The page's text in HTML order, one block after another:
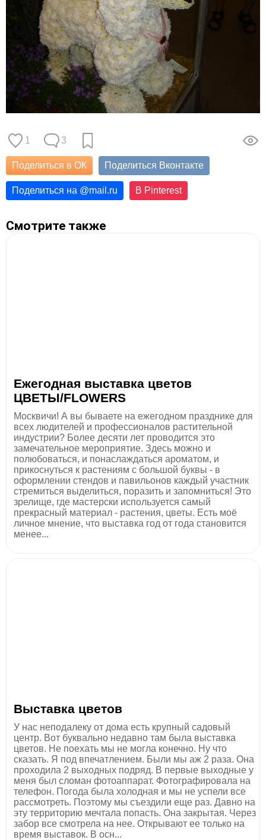
1 3
Поделиться в ОК Поделиться Вконтакте
Поделиться на @mail.ru В Pinterest
Смотрите также
Ежегодная выставка цветов
ЦВЕТЫ/FLOWERS
Москвичи! А вы бываете на ежегодном празднике для
всех людителей и профессионалов растительной
индустрии? Более десяти лет проводится это
замечательное мероприятие. Здесь можно и
полюбоваться, и понаслаждаться ароматом, и
прикоснуться к растениям с большой буквы - в
оформлении стендов и павильонов каждый участник
стремиться выделиться, поразить и запомниться! Это
зрелище, где мастерски используется самый
прекрасный материал - растения, цветы. Есть моё
личное мнение, что выставка год от года становится
менее...
Выставка цветов
У нас неподалеку от дома есть крупный садовый
центр. Вот буквально недавно там была выставка
цветов. Не поехать мы не могла конечно. Ну что
сказать. Я под впечатлением. Были мы аж 2 раза. Она
проходила 2 выходных подряд. В первые выходные у
меня был сломан фотоаппарат. Фотографировала на
телефон. Погода была холодная и мы не успели все
рассмотреть. Поэтому мы съездили еще раз. Давно на
эту территорию мечтала попасть. Она закрытая. Через
забор все смотрела на нее. Открывают ее только на
время выставок. В осн...